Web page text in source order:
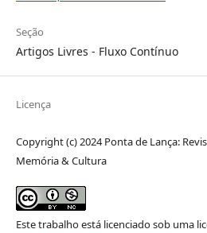
Seção
Artigos Livres - Fluxo Contínuo
Licença
Copyright (c) 2024 Ponta de Lança:
Memória & Cultura
Este trabalho está licenciado sob uma